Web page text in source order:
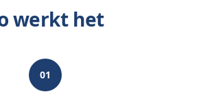
werkt het
01